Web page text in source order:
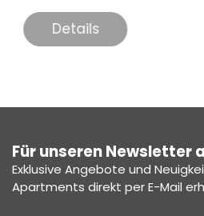
Details
Für unseren Newsletter
Exklusive Angebote und
Apartments direkt per E-Mail